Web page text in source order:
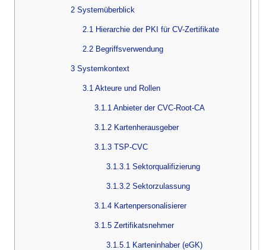
2 Systemüberblick
2.1 Hierarchie der PKI für CV-Zertifikate
2.2 Begriffsverwendung
3 Systemkontext
3.1 Akteure und Rollen
3.1.1 Anbieter der CVC-Root-CA
3.1.2 Kartenherausgeber
3.1.3 TSP-CVC
3.1.3.1 Sektorqualifizierung
3.1.3.2 Sektorzulassung
3.1.4 Kartenpersonalisierer
3.1.5 Zertifikatsnehmer
3.1.5.1 Karteninhaber (eGK)